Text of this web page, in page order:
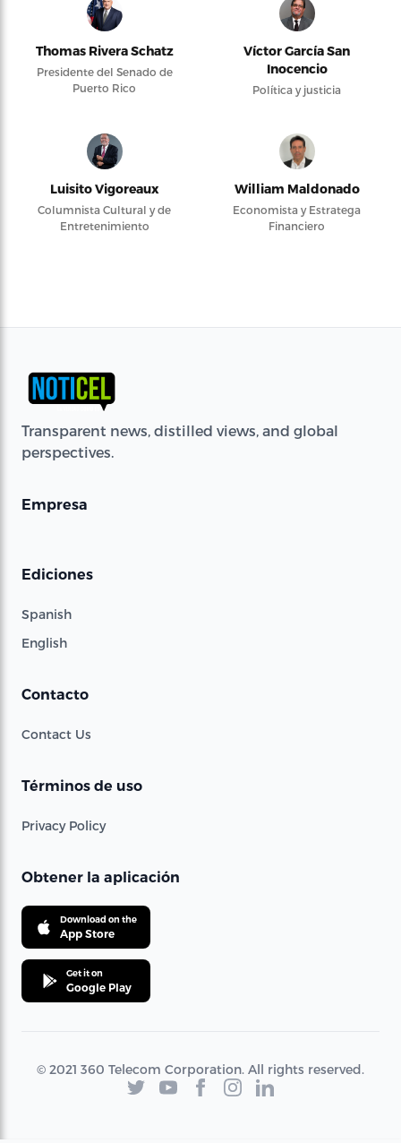
Thomas Rivera Schatz
Presidente del Senado de
Puerto Rico
Víctor García San
Inocencio
Política y justicia
Luisito Vigoreaux
Columnista Cultural y de
Entretenimiento
William Maldonado
Economista y Estratega
Financiero
Transparent news, distilled views, and global
perspectives.
Empresa
Ediciones
Spanish
English
Contacto
Contact Us
Términos de uso
Privacy Policy
Obtener la aplicación
Download on the
App Store
Get it on
Google Play
© 2021 360 Telecom Corporation. All rights reserved.